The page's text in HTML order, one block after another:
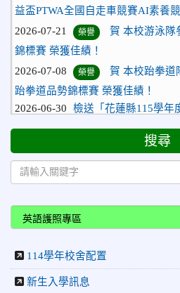
2026-07-21
榮譽
賀 本校游泳隊
錦標賽 榮獲佳績！
2026-07-08
榮譽
跆拳道品勢錦標賽 榮獲佳績！
2026-06-30 檢送「花蓮縣115學年
人力聯合甄選簡章」1份，敬請協
2026-06-29
榮譽
賀 本校跆拳道
盃」跆拳道錦標賽 榮獲佳績！
2026-06-16
賀 本校跆拳
國少年跆拳道錦標賽 榮獲佳績！
2026-06-10
榮譽
恭喜本校參加
賽」，成績優異
2026-06-09
榮譽
搜尋
114學年校舍配置
新生入學訊息